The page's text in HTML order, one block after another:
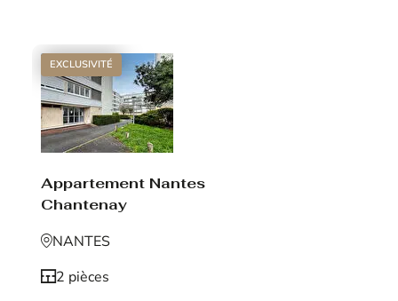
EXCLUSIVITÉ
Appartement Nantes
Chantenay
NANTES
2 pièces